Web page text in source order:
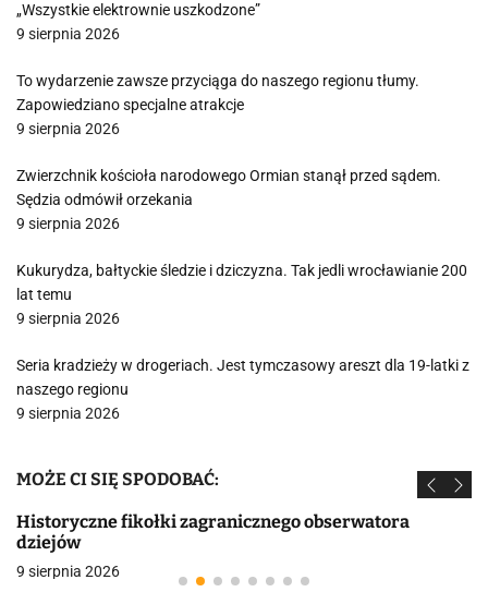
„Wszystkie elektrownie uszkodzone”
9 sierpnia 2026
To wydarzenie zawsze przyciąga do naszego regionu tłumy.
Zapowiedziano specjalne atrakcje
9 sierpnia 2026
Zwierzchnik kościoła narodowego Ormian stanął przed sądem.
Sędzia odmówił orzekania
9 sierpnia 2026
Kukurydza, bałtyckie śledzie i dziczyzna. Tak jedli wrocławianie 200
lat temu
9 sierpnia 2026
Seria kradzieży w drogeriach. Jest tymczasowy areszt dla 19-latki z
naszego regionu
9 sierpnia 2026
MOŻE CI SIĘ SPODOBAĆ:
Historyczne fikołki zagranicznego obserwatora
dziejów
9 sierpnia 2026